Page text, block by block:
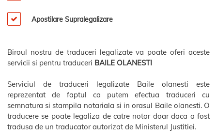
Apostilare Supralegalizare
Biroul nostru de traduceri legalizate va poate oferi aceste
servicii si pentru traduceri BAILE OLANESTI
Serviciul de traduceri legalizate Baile olanesti este
reprezentat de faptul ca putem efectua traduceri cu
semnatura si stampila notariala si in orasul Baile olanesti. O
traducere se poate legaliza de catre notar doar daca a fost
tradusa de un traducator autorizat de Ministerul Justitiei.